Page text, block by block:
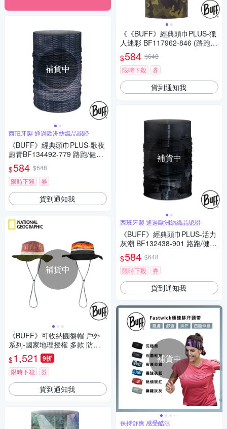
補貨中
西班牙製 通過歐洲紡織品認證
《BUFF》經典頭巾PLUS-歌夜
蔚青BF134492-779 路跑/健行/
單車/爬山/吸濕排汗
$584 $648
限時下殺
券
貨到通知我
補貨中
《BUFF》可收納圓盤帽 戶外
系列-國家地理授權 多款 防曬/
登山/健行/露營/單車/爬山/旅遊/
釣魚
$1,521 9折
限時下殺 券
貨到通知我
《《BUFF》經典頭巾PLUS-獵
人迷彩 BF117962-846 (路跑/
健行/單車/爬山/吸濕排汗)
$584 $648
限時下殺
券
貨到通知我
補貨中
西班牙製 通過歐洲紡織品認證
《BUFF》經典頭巾PLUS-活力
灰潮 BF132438-901 路跑/健
行/單車/爬山/吸濕排汗
$584 $648
限時下殺
券
貨到通知我
補貨中
保持舒爽 感受酷涼